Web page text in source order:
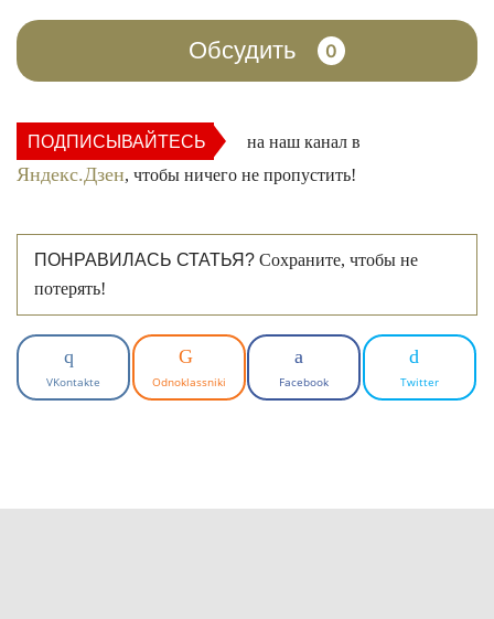
Обсудить 0
ПОДПИСЫВАЙТЕСЬ на наш канал в
Яндекс.Дзен, чтобы ничего не пропустить!
ПОНРАВИЛАСЬ СТАТЬЯ? Сохраните, чтобы не
потерять!
VKontakte Odnoklassniki Facebook Twitter